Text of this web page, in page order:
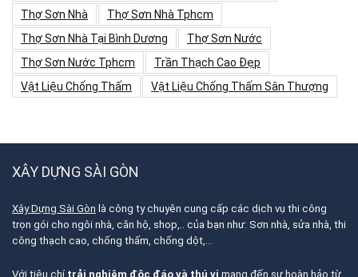
Thợ Sơn Nhà
Thợ Sơn Nhà Tphcm
Thợ Sơn Nhà Tại Bình Dương
Thợ Sơn Nước
Thợ Sơn Nước Tphcm
Trần Thạch Cao Đẹp
Vật Liệu Chống Thấm
Vật Liệu Chống Thấm Sân Thượng
XÂY DỰNG SÀI GÒN
Xây Dựng Sài Gòn là công ty chuyên cung cấp các dịch vụ thi công
trọn gói cho ngôi nhà, căn hộ, shop,.. của bạn như: Sơn nhà, sửa nhà, thi
công thạch cao, chống thấm, chống dột,…
Với tiêu chí trải nghiệm độc đáo và thú vị mang đến sự hoàn hảo từ